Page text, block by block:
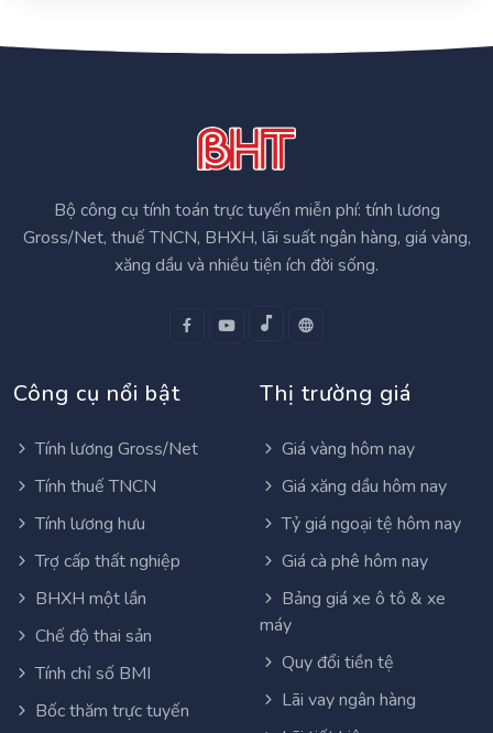
Bộ công cụ tính toán trực tuyến miễn phí: tính lương
Gross/Net, thuế TNCN, BHXH, lãi suất ngân hàng, giá vàng,
xăng dầu và nhiều tiện ích đời sống.
Công cụ nổi bật
Tính lương Gross/Net
Tính thuế TNCN
Tính lương hưu
Trợ cấp thất nghiệp
BHXH một lần
Chế độ thai sản
Tính chỉ số BMI
Bốc thăm trực tuyến
Thị trường giá
Giá vàng hôm nay
Giá xăng dầu hôm nay
Tỷ giá ngoại tệ hôm nay
Giá cà phê hôm nay
Bảng giá xe ô tô & xe
máy
Quy đổi tiền tệ
Lãi vay ngân hàng